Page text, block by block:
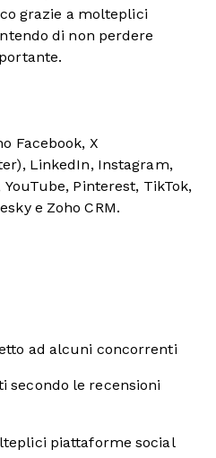
grazie a molteplici
di non perdere
Facebook, X
LinkedIn, Instagram,
Pinterest, TikTok,
e Zoho CRM.
ad alcuni concorrenti
secondo le recensioni
piattaforme social